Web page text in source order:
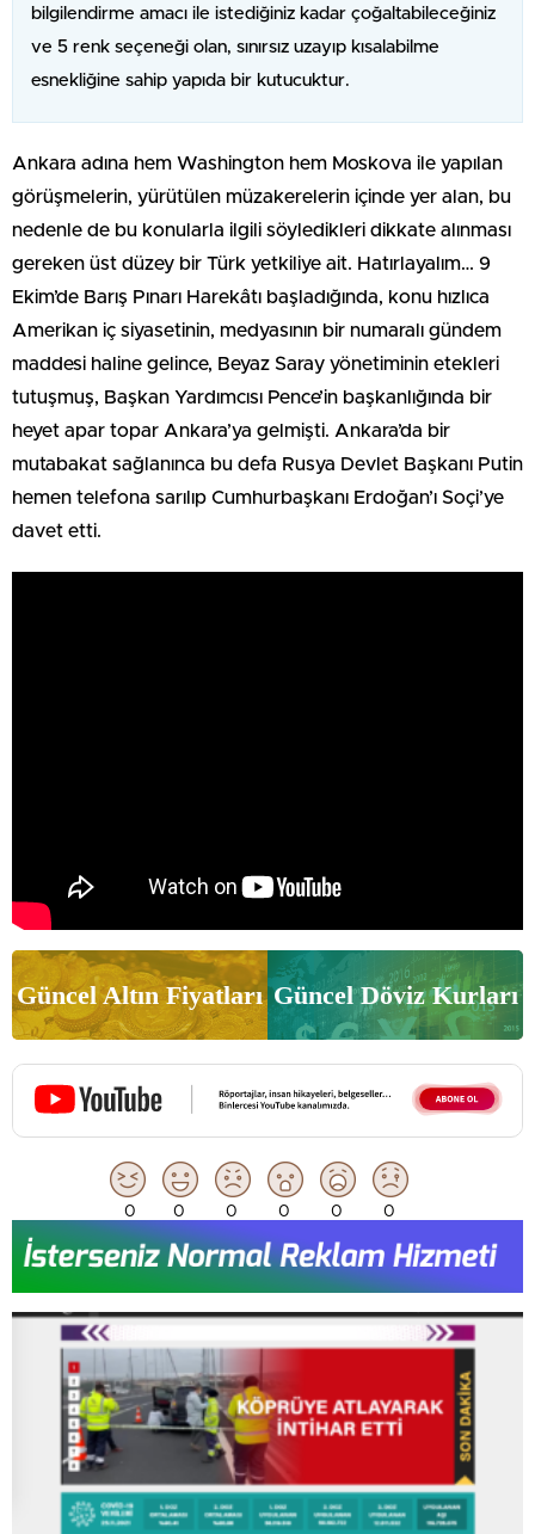
bilgilendirme amacı ile istediğiniz kadar çoğaltabileceğiniz
ve 5 renk seçeneği olan, sınırsız uzayıp kısalabilme
esnekliğine sahip yapıda bir kutucuktur.
Ankara adına hem Washington hem Moskova ile yapılan
görüşmelerin, yürütülen müzakerelerin içinde yer alan, bu
nedenle de bu konularla ilgili söyledikleri dikkate alınması
gereken üst düzey bir Türk yetkiliye ait. Hatırlayalım… 9
Ekim’de Barış Pınarı Harekâtı başladığında, konu hızlıca
Amerikan iç siyasetinin, medyasının bir numaralı gündem
maddesi haline gelince, Beyaz Saray yönetiminin etekleri
tutuşmuş, Başkan Yardımcısı Pence’in başkanlığında bir
heyet apar topar Ankara’ya gelmişti. Ankara’da bir
mutabakat sağlanınca bu defa Rusya Devlet Başkanı Putin
hemen telefona sarılıp Cumhurbaşkanı Erdoğan’ı Soçi’ye
davet etti.
Güncel Altın Fiyatları Güncel Döviz Kurları
0 0 0 0 0 0